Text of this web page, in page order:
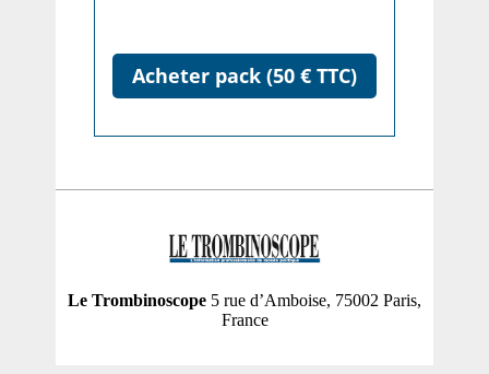
Acheter pack (50 € TTC)
Le Trombinoscope 5 rue d’Amboise, 75002 Paris,
France